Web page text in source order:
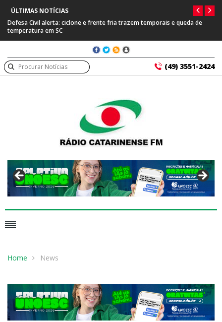
ÚLTIMAS NOTÍCIAS
temporais e queda de
Prefeitura de Capinzal se manifesta após
(49) 3551-2424
Home News